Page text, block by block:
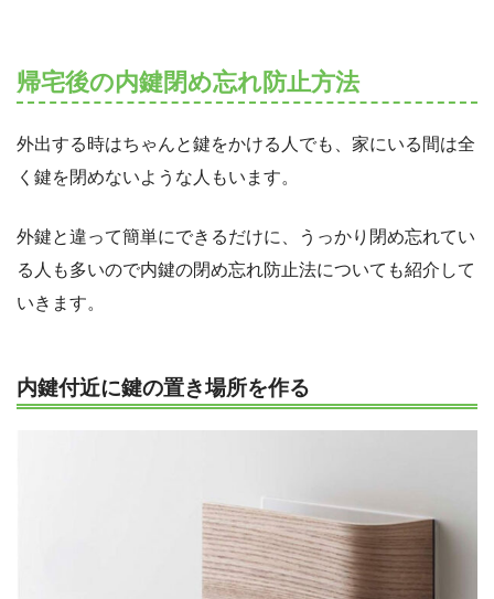
帰宅後の内鍵閉め忘れ防止方法
外出する時はちゃんと鍵をかける人でも、家にいる間は全
く鍵を閉めないような人もいます。
外鍵と違って簡単にできるだけに、うっかり閉め忘れてい
る人も多いので内鍵の閉め忘れ防止法についても紹介して
いきます。
内鍵付近に鍵の置き場所を作る